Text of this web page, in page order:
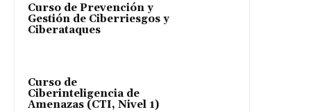
Curso de Prevención y
Gestión de Ciberriesgos y
Ciberataques
Curso de
Ciberinteligencia de
Amenazas (CTI, Nivel 1)